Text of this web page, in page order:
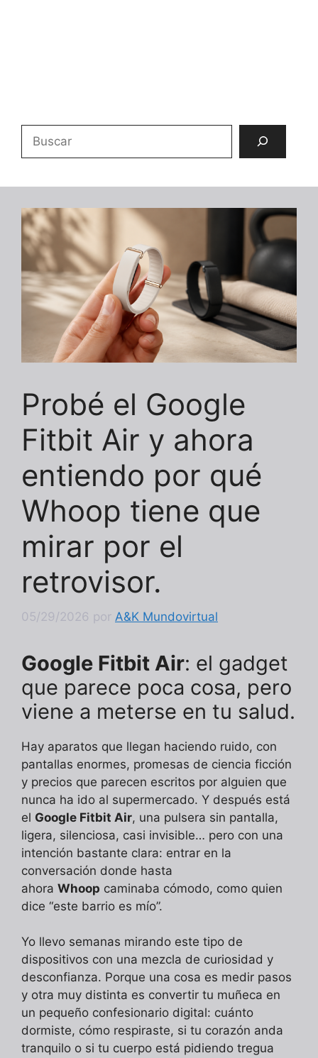
Probé el Google
Fitbit Air y ahora
entiendo por qué
Whoop tiene que
mirar por el
retrovisor.
05/29/2026 por A&K Mundovirtual
Google Fitbit Air: el gadget
que parece poca cosa, pero
viene a meterse en tu salud.
Hay aparatos que llegan haciendo ruido, con
pantallas enormes, promesas de ciencia ficción
y precios que parecen escritos por alguien que
nunca ha ido al supermercado. Y después está
el Google Fitbit Air, una pulsera sin pantalla,
ligera, silenciosa, casi invisible… pero con una
intención bastante clara: entrar en la
conversación donde hasta
ahora Whoop caminaba cómodo, como quien
dice “este barrio es mío”.
Yo llevo semanas mirando este tipo de
dispositivos con una mezcla de curiosidad y
desconfianza. Porque una cosa es medir pasos
y otra muy distinta es convertir tu muñeca en
un pequeño confesionario digital: cuánto
dormiste, cómo respiraste, si tu corazón anda
tranquilo o si tu cuerpo está pidiendo tregua